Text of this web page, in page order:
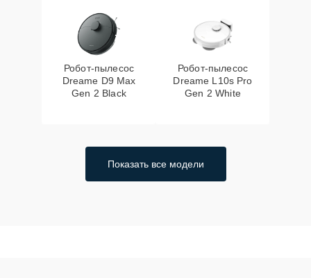
Робот-пылесос
Dreame D9 Max
Gen 2 Black
Робот-пылесос
Dreame L10s Pro
Gen 2 White
Показать все модели